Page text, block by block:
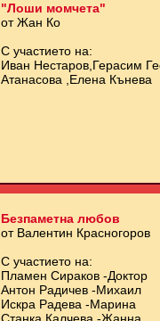
"Лоши момчета"
от Жан Ко
С участието на:
Иван Нестаров,Герасим
Атанасова ,Елена Кънева
Безпаметна любов
от Валентин Красногоров
С участието на:
Пламен Сираков -Доктор
Антон Радичев -Михаил
Искра Радева -Марина